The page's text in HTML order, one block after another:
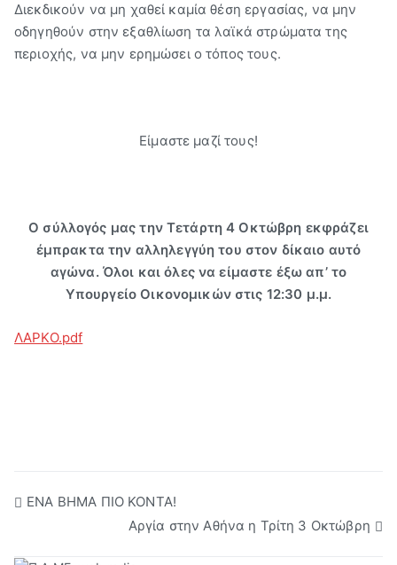
Διεκδικούν να μη χαθεί καμία θέση εργασίας, να μην
οδηγηθούν στην εξαθλίωση τα λαϊκά στρώματα της
περιοχής, να μην ερημώσει ο τόπος τους.
Είμαστε μαζί τους!
Ο σύλλογός μας την Τετάρτη 4 Οκτώβρη εκφράζει
έμπρακτα την αλληλεγγύη του στον δίκαιο αυτό
αγώνα. Όλοι και όλες να είμαστε έξω απ’ το
Υπουργείο Οικονομικών στις 12:30 μ.μ.
ΛΑΡΚΟ.pdf
Πλοήγηση
ΕΝΑ ΒΗΜΑ ΠΙΟ ΚΟΝΤΑ!
Αργία στην Αθήνα η Τρίτη 3 Οκτώβρη